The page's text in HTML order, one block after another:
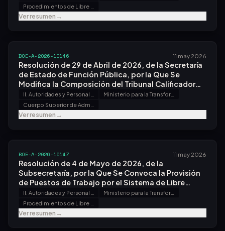
Ver resumen→
BOE-A-2026-10146 11 may 2026
Resolución de 29 de Abril de 2026, de la Secretaría
de Estado de Función Pública, por la Que Se
Modifica la Composición del Tribunal Calificador
del Proceso Selectivo para Ingreso, por el Sistema
General de Acceso Libre y Promoción Interna, en el
Cuerpo Superior de Administradores Civiles del
Estado, Convocado por Resolución de 16 de
Ver resumen→
BOE-A-2026-10147 11 may 2026
Resolución de 4 de Mayo de 2026, de la
Subsecretaría, por la Que Se Convoca la Provisión
de Puestos de Trabajo por el Sistema de Libre
Designación, en la Mutualidad General de
Funcionarios Civiles del Estado.
Ver resumen→